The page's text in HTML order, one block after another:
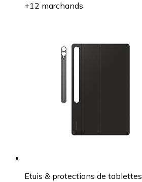
+12 marchands
Etuis & protections de tablettes